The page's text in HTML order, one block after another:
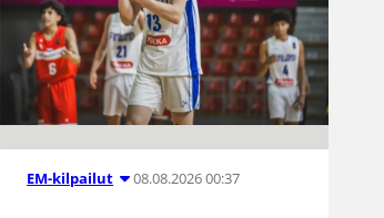
EM-kilpailut 08.08.2026 00:37